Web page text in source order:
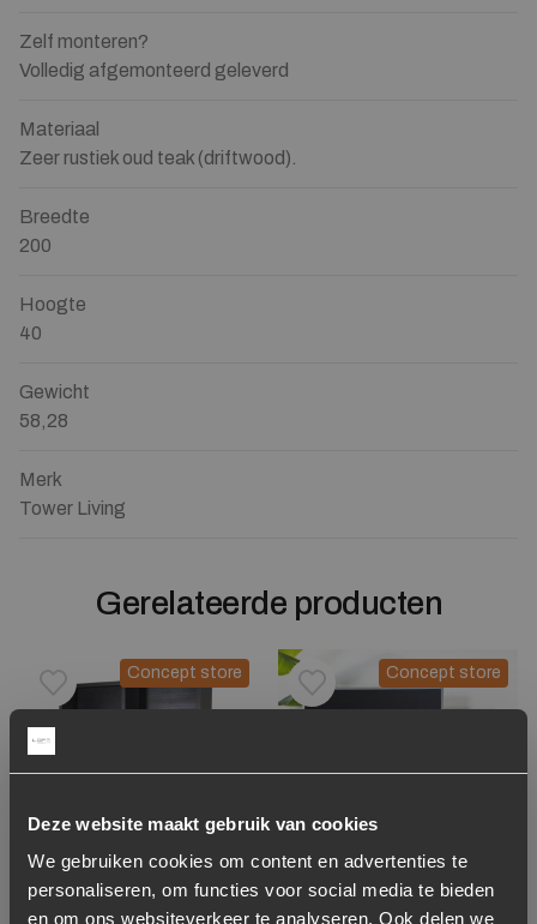
Deze website maakt gebruik van cookies
We gebruiken cookies om content en advertenties te
personaliseren, om functies voor social media te bieden
en om ons websiteverkeer te analyseren. Ook delen we
Zelf monteren?
Volledig afgemonteerd geleverd
Materiaal
Zeer rustiek oud teak (driftwood).
Breedte
200
Hoogte
40
Gewicht
58,28
Merk
Tower Living
Gerelateerde producten
Concept store
Toevoegen aan verlanglijstje
Verwijderen van verlanglijst
Concept store
Toevoegen aan
Verwijderen van verlanglijst